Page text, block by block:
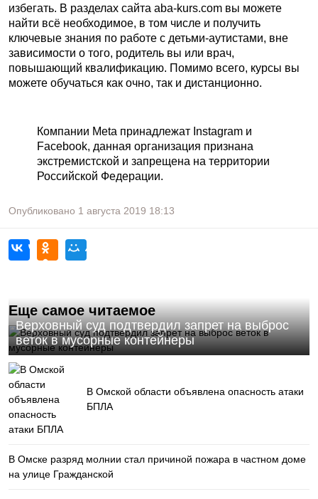
избегать. В разделах сайта aba-kurs.com вы можете
найти всё необходимое, в том числе и получить
ключевые знания по работе с детьми-аутистами, вне
зависимости о того, родитель вы или врач,
повышающий квалификацию. Помимо всего, курсы вы
можете обучаться как очно, так и дистанционно.
Компании Meta принадлежат Instagram и
Facebook, данная организация признана
экстремистской и запрещена на территории
Российской Федерации.
Опубликовано 1 августа 2019 18:13
Еще самое читаемое
Верховный суд подтвердил запрет на выброс
веток в мусорные контейнеры
В Омской области объявлена опасность атаки
БПЛА
В Омске разряд молнии стал причиной пожара в частном доме
на улице Гражданской